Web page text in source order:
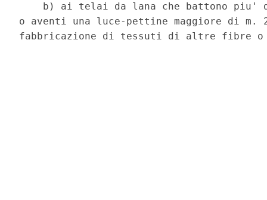
b) ai telai da lana che battono piu'
o aventi una luce-pettine maggiore di